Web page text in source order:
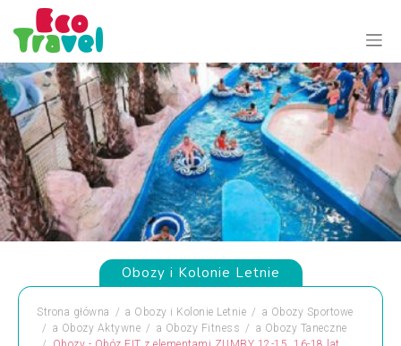
Obozy i Kolonie Letnie
Strona główna a Obozy i Kolonie Letnie a Obozy Sportowe
a Obozy Aktywne a Obozy Fitness a Obozy Taneczne